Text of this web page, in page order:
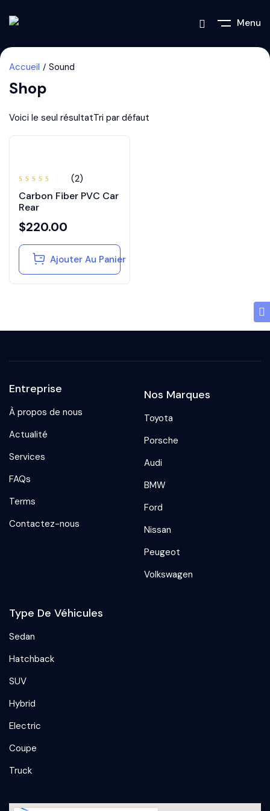
Menu
Accueil Sound
Shop
Voici le seul résultat
3.50
(2)
Carbon Fiber PVC Car
Rear
$220.00
Ajouter Au Panier
Entreprise
À propos de nous
Actualité
Services
FAQs
Terms
Contactez-nous
Nos Marques
Toyota
Porsche
Audi
BMW
Ford
Nissan
Peugeot
Volkswagen
Type De Véhicules
Sedan
Hatchback
SUV
Hybrid
Electric
Coupe
Truck